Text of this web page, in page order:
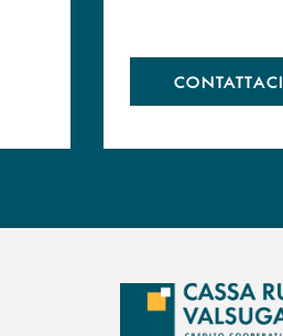
CONTATTACI